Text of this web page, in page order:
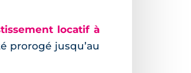
locatif à
prorogé jusqu’au